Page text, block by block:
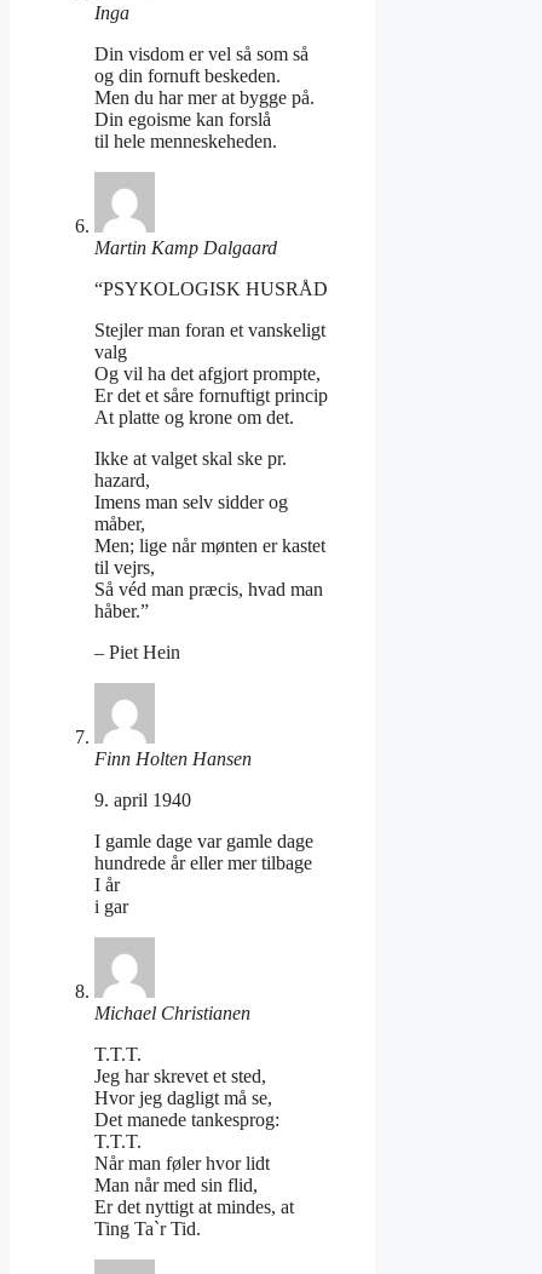
Inga
Din visdom er vel så som så
og din fornuft beskeden.
Men du har mer at bygge på.
Din egoisme kan forslå
til hele menneskeheden.
Martin Kamp Dalgaard
“PSYKOLOGISK HUSRÅD
Stejler man foran et vanskeligt
valg
Og vil ha det afgjort prompte,
Er det et såre fornuftigt princip
At platte og krone om det.
Ikke at valget skal ske pr.
hazard,
Imens man selv sidder og
måber,
Men; lige når mønten er kastet
til vejrs,
Så véd man præcis, hvad man
håber.”
– Piet Hein
Finn Holten Hansen
9. april 1940
I gamle dage var gamle dage
hundrede år eller mer tilbage
I år
i gar
Michael Christianen
T.T.T.
Jeg har skrevet et sted,
Hvor jeg dagligt må se,
Det manede tankesprog:
T.T.T.
Når man føler hvor lidt
Man når med sin flid,
Er det nyttigt at mindes, at
Ting Ta`r Tid.